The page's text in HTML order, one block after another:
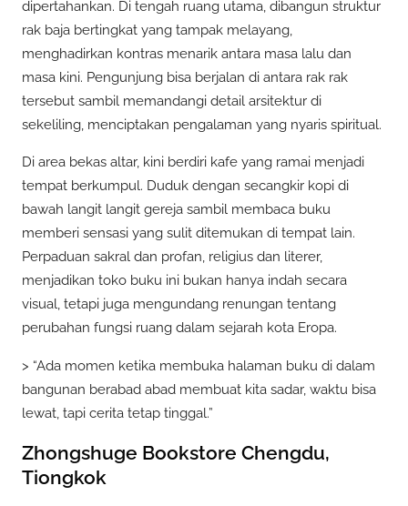
dipertahankan. Di tengah ruang utama, dibangun struktur
rak baja bertingkat yang tampak melayang,
menghadirkan kontras menarik antara masa lalu dan
masa kini. Pengunjung bisa berjalan di antara rak rak
tersebut sambil memandangi detail arsitektur di
sekeliling, menciptakan pengalaman yang nyaris spiritual.
Di area bekas altar, kini berdiri kafe yang ramai menjadi
tempat berkumpul. Duduk dengan secangkir kopi di
bawah langit langit gereja sambil membaca buku
memberi sensasi yang sulit ditemukan di tempat lain.
Perpaduan sakral dan profan, religius dan literer,
menjadikan toko buku ini bukan hanya indah secara
visual, tetapi juga mengundang renungan tentang
perubahan fungsi ruang dalam sejarah kota Eropa.
> “Ada momen ketika membuka halaman buku di dalam
bangunan berabad abad membuat kita sadar, waktu bisa
lewat, tapi cerita tetap tinggal.”
Zhongshuge Bookstore Chengdu,
Tiongkok